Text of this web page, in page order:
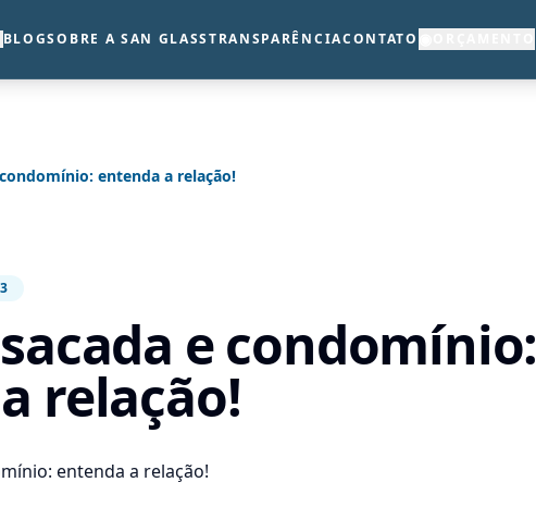
BLOGSOBRE A SAN GLASSTRANSPARÊNCIACONTATO
entenda a relação!
e condomínio:
relação!